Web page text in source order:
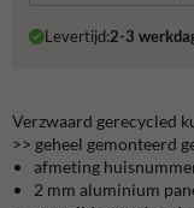
Levertijd:2-3
Verzwaard gerecycled
>> geheel gemonteerd
afmeting
2 mm aluminium